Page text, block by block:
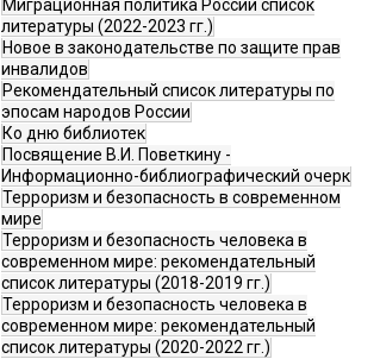
Миграционная политика России список
литературы (2022-2023 гг.)
Новое в законодательстве по защите прав
инвалидов
Рекомендательный список литературы по
эпосам народов России
Ко дню библиотек
Посвящение В.И. Поветкину -
Информационно-библиографический очерк
Терроризм и безопасность в современном
мире
Терроризм и безопасность человека в
современном мире: рекомендательный
список литературы (2018-2019 гг.)
Терроризм и безопасность человека в
современном мире: рекомендательный
список литературы (2020-2022 гг.)